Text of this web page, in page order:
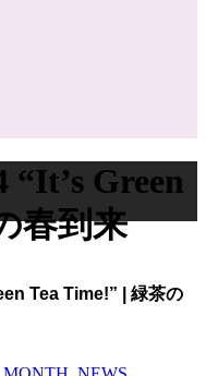
Green
春到来
Tea Time!” | 緑茶の